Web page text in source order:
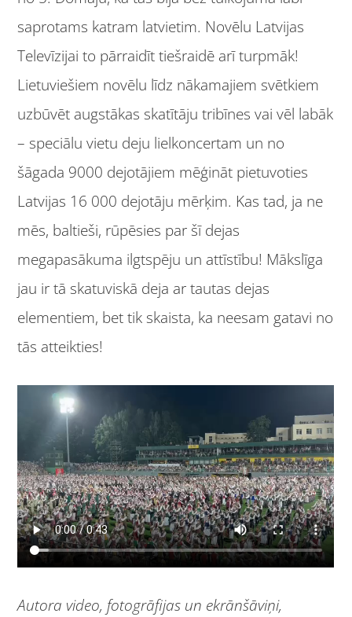
saprotams katram latvietim. Novēlu Latvijas
Televīzijai to pārraidīt tiešraidē arī turpmāk!
Lietuviešiem novēlu līdz nākamajiem svētkiem
uzbūvēt augstākas skatītāju tribīnes vai vēl labāk
– speciālu vietu deju lielkoncertam un no
šāgada 9000 dejotājiem mēģināt pietuvoties
Latvijas 16 000 dejotāju mērķim. Kas tad, ja ne
mēs, baltieši, rūpēsies par šī dejas
megapasākuma ilgtspēju un attīstību! Mākslīga
jau ir tā skatuviskā deja ar tautas dejas
elementiem, bet tik skaista, ka neesam gatavi no
tās atteikties!
Autora video, fotogrāfijas un ekrānšāviņi,